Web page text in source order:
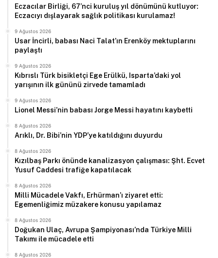
Eczacılar Birliği, 67’nci kuruluş yıl dönümünü kutluyor:
Eczacıyı dışlayarak sağlık politikası kurulamaz!
9 Ağustos 2026
Usar İncirli, babası Naci Talat’ın Erenköy mektuplarını
paylaştı
9 Ağustos 2026
Kıbrıslı Türk bisikletçi Ege Erülkü, Isparta’daki yol
yarışının ilk gününü zirvede tamamladı
9 Ağustos 2026
Lionel Messi’nin babası Jorge Messi hayatını kaybetti
8 Ağustos 2026
Arıklı, Dr. Bibi’nin YDP’ye katıldığını duyurdu
8 Ağustos 2026
Kızılbaş Parkı önünde kanalizasyon çalışması: Şht. Ecvet
Yusuf Caddesi trafiğe kapatılacak
8 Ağustos 2026
Milli Mücadele Vakfı, Erhürman’ı ziyaret etti:
Egemenliğimiz müzakere konusu yapılamaz
8 Ağustos 2026
Doğukan Ulaç, Avrupa Şampiyonası’nda Türkiye Milli
Takımı ile mücadele etti
8 Ağustos 2026